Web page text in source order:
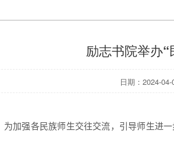
励志书院举办“
日期：2024-
为加强各民族师生交往交流，引导师生进